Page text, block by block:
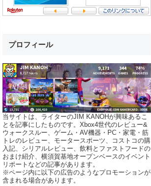
プロフィール
当サイトは、ライターのJIM KANOHが興味あるこ
とを記事にしたものです。Xbox4世代のレビュー&
ウォークスルー、ゲーム・AV機器・PC・家電・筋
トレのレビュー、モータースポーツ、コストコの購
入記、シリアルレビュー、飲料とファストフードの
おまけ紹介、横須賀基地オープンベースのイベント
リポートなどの記事があります。
※ページ内に以下の広告のようなプロモーションが
含まれる場合があります。